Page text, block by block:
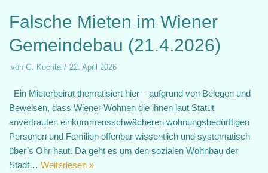
Falsche Mieten im Wiener
Gemeindebau (21.4.2026)
von G. Kuchta 22. April 2026
Ein Mieterbeirat thematisiert hier – aufgrund von Belegen und
Beweisen, dass Wiener Wohnen die ihnen laut Statut
anvertrauten einkommensschwächeren wohnungsbedürftigen
Personen und Familien offenbar wissentlich und systematisch
über’s Ohr haut. Da geht es um den sozialen Wohnbau der
Stadt… Weiterlesen »